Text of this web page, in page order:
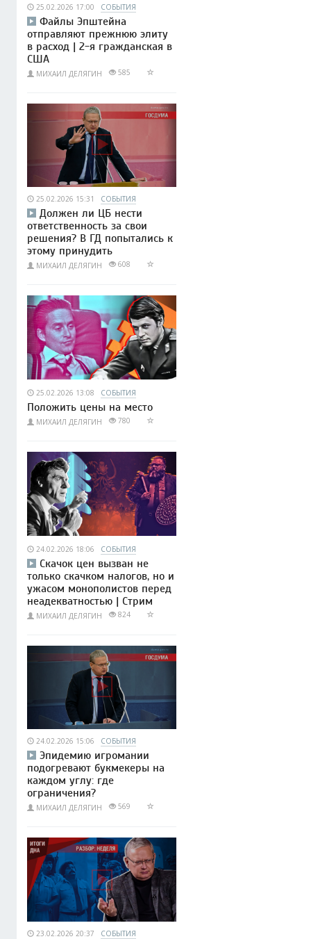
25.02.2026 17:00 СОБЫТИЯ
Файлы Эпштейна
отправляют прежнюю элиту
в расход | 2-я гражданская в
США
МИХАИЛ ДЕЛЯГИН 585
25.02.2026 15:31 СОБЫТИЯ
Должен ли ЦБ нести
ответственность за свои
решения? В ГД попытались к
этому принудить
МИХАИЛ ДЕЛЯГИН 608
25.02.2026 13:08 СОБЫТИЯ
Положить цены на место
МИХАИЛ ДЕЛЯГИН 780
24.02.2026 18:06 СОБЫТИЯ
Скачок цен вызван не
только скачком налогов, но и
ужасом монополистов перед
неадекватностью | Стрим
МИХАИЛ ДЕЛЯГИН 824
24.02.2026 15:06 СОБЫТИЯ
Эпидемию игромании
подогревают букмекеры на
каждом углу: где
ограничения?
МИХАИЛ ДЕЛЯГИН 569
23.02.2026 20:37 СОБЫТИЯ